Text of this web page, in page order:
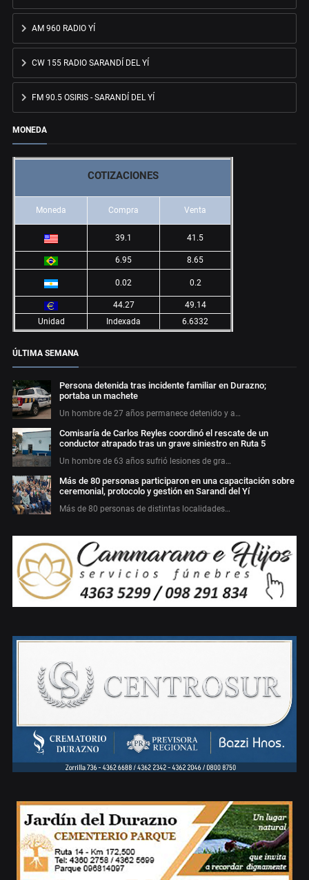
AM 960 RADIO YÍ
CW 155 RADIO SARANDÍ DEL YÍ
FM 90.5 OSIRIS - SARANDÍ DEL YÍ
MONEDA
COTIZACIONES
Moneda Compra Venta
39.1 41.5
6.95 8.65
0.02 0.2
44.27
49.14
Unidad
Indexada 6.6332
ÚLTIMA SEMANA
Persona detenida tras incidente familiar en Durazno;
portaba un machete
Un hombre de 27 años permanece detenido y a…
Comisaría de Carlos Reyles coordinó el rescate de un
conductor atrapado tras un grave siniestro en Ruta 5
Un hombre de 63 años sufrió lesiones de gra…
Más de 80 personas participaron en una capacitación sobre
ceremonial, protocolo y gestión en Sarandí del Yí
Más de 80 personas de distintas localidades…